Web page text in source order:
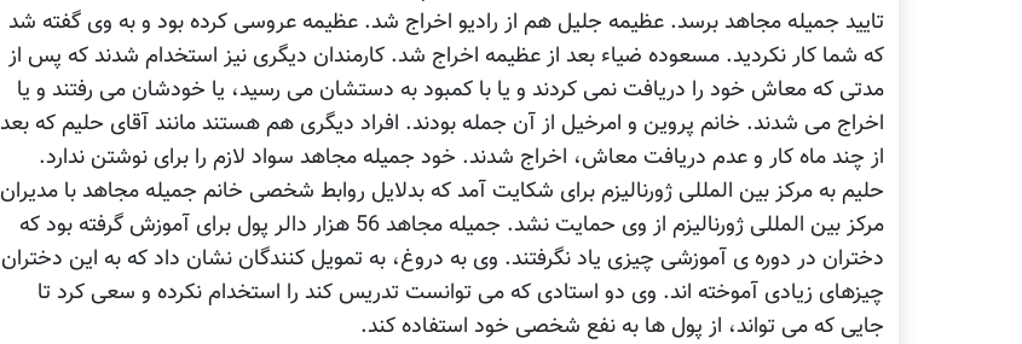
تاييد جميله مجاهد برسد. عظيمه جليل هم از راديو اخراج شد. عظيمه عروسی کرده بود و به وی گفته شد
که شما کار نکرديد. مسعوده ضياء بعد از عظيمه اخراج شد. کارمندان ديگری نيز استخدام شدند که پس از
مدتی که معاش خود را دريافت نمی کردند و يا با کمبود به دستشان می رسيد، يا خودشان می رفتند و يا
اخراج می شدند. خانم پروين و امرخيل از آن جمله بودند. افراد ديگری هم هستند مانند آقای حليم که بعد
از چند ماه کار و عدم دريافت معاش، اخراج شدند. خود جميله مجاهد سواد لازم را برای نوشتن ندارد.
حليم به مرکز بين المللی ژورناليزم برای شکايت آمد که بدلايل روابط شخصی خانم جميله مجاهد با مديران
مرکز بين المللی ژورناليزم از وی حمايت نشد. جميله مجاهد 56 هزار دالر پول برای آموزش گرفته بود که
دختران در دوره ی آموزشی چيزی ياد نگرفتند. وی به دروغ، به تمويل کنندگان نشان داد که به اين دختران
چيزهای زيادی آموخته اند. وی دو استادی که می توانست تدريس کند را استخدام نکرده و سعی کرد تا
جايی که می تواند، از پول ها به نفع شخصی خود استفاده کند.